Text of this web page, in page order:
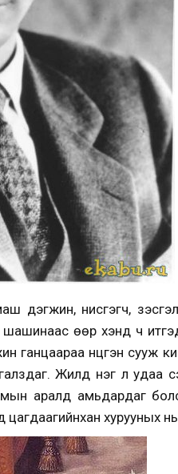
дэгжин, нисгэгч,
өөр хэнд ч
ганцаараа нүцгэн сууж
Жилд нэг л
аралд амьдардаг
цагдаагийнхан хурууных